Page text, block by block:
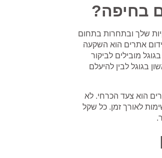
בחיפה?
שלך ובתחרות בתחום
אתרים הוא השקעה
כי יותר מ-70% מהחיפושים בגוגל מובילים לביקור
בגוגל לבין להיעלם
הוא צעד הכרחי. לא
לאורך זמן. כל שקל